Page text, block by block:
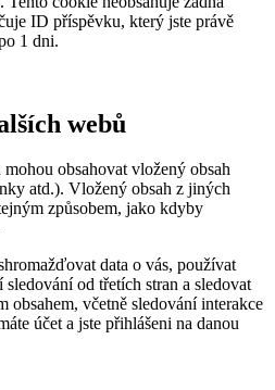
ID příspěvku, který jste právě
1 dni.
webů
obsahovat vložený obsah
atd.). Vložený obsah z jiných
způsobem, jako kdyby
data o vás, používat
od třetích stran a sledovat
obsahem, včetně sledování interakce
účet a jste přihlášeni na danou